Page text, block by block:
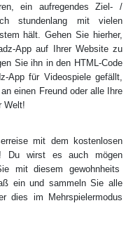
ein aufregendes Ziel- /
stundenlang mit vielen
hält. Gehen Sie hierher,
App auf Ihrer Website zu
Sie ihn in den HTML-Code
App für Videospiele gefällt,
einen Freund oder alle Ihre
Welt!
mit dem kostenlosen
Du wirst es auch mögen
mit diesem gewohnheits
ein und sammeln Sie alle
dies im Mehrspielermodus